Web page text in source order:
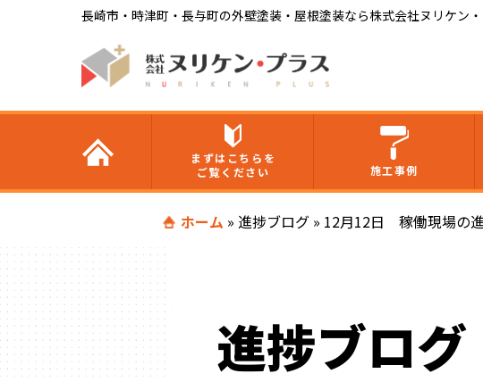
長崎市・時津町・長与町の外壁塗装・屋根塗装なら株式会社ヌリケン
まずはこちらを
ご覧ください
施工事例
ホーム » 進捗ブログ » 12月12日 稼働現場の
進捗ブログ